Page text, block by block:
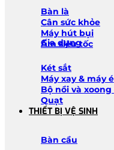
Bàn là
Cân sức khỏe
Máy hút bụi
Ấm siêu tốc
Gia dụng
Két sắt
Máy xay & máy
Bộ nồi và xoong
Quạt
THIẾT BỊ VỆ SINH
Bàn cầu